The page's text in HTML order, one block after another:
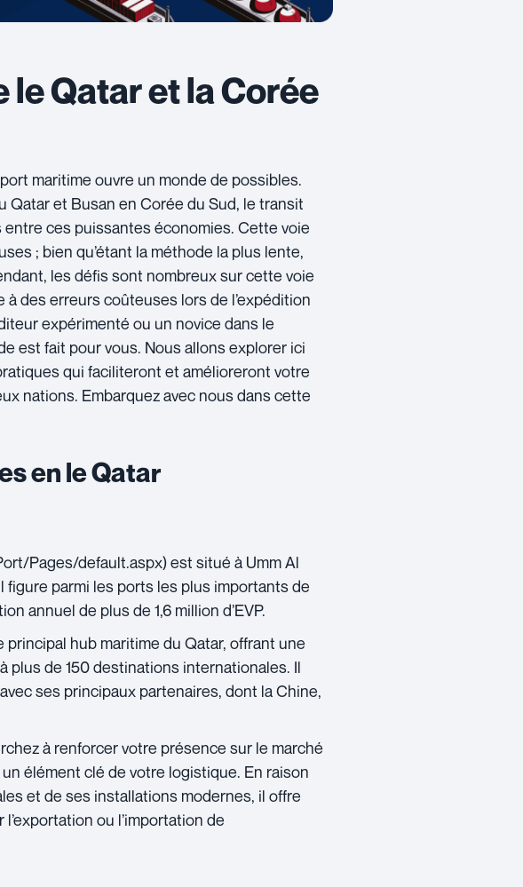
Qatar et la Corée
maritime ouvre un monde de possibles.
Qatar et Busan en Corée du Sud, le transit
ces puissantes économies. Cette voie
; bien qu’étant la méthode la plus lente,
les défis sont nombreux sur cette voie
des erreurs coûteuses lors de l’expédition
expérimenté ou un novice dans le
est fait pour vous. Nous allons explorer ici
qui faciliteront et amélioreront votre
nations. Embarquez avec nous dans cette
en le Qatar
Pages/default.aspx) est situé à Umm Al
figure parmi les ports les plus importants de
annuel de plus de 1,6 million d’EVP.
principal hub maritime du Qatar, offrant une
plus de 150 destinations internationales. Il
ses principaux partenaires, dont la Chine,
à renforcer votre présence sur le marché
élément clé de votre logistique. En raison
et de ses installations modernes, il offre
ou l’importation de